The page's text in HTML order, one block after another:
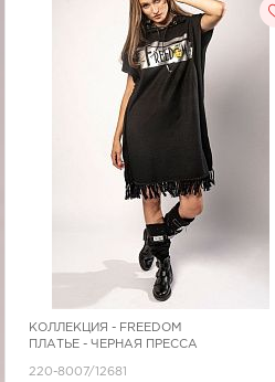
КОЛЛЕКЦИЯ - FREEDOM
ПЛАТЬЕ - ЧЕРНАЯ ПРЕССА
220-8007/12681